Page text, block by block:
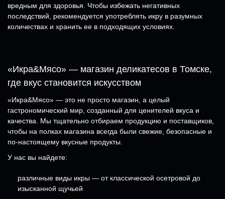
вредным для здоровья. Чтобы избежать негативных
последствий, рекомендуется употреблять икру в разумных
количествах и хранить ее в подходящих условиях.
«Икра&Мясо» — магазин деликатесов в Томске,
где вкус становится искусством
«Икра&Мясо» — это не просто магазин, а целый
гастрономический мир, созданный для ценителей вкуса и
качества. Мы тщательно отбираем продукцию и поставщиков,
чтобы на полках магазина всегда были свежие, безопасные и
по-настоящему вкусные продукты.
У нас вы найдете:
различные виды икры — от классической осетровой до
изысканной щучьей